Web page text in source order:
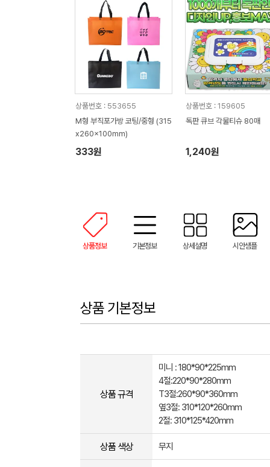
상품번호 : 553655
M형 부직포가방 코팅/중형 (315
x260x100mm)
333원
상품번호 : 159605
독판 큐브 각물티슈 80매
1,240원
상품정보 기본정보 상세설명 시안샘플
상품 기본정보
상품 규격
미니 : 180*90*225mm
4절:220*90*280mm
T3절:260*90*360mm
옆3절: 310*120*260mm
2절: 310*125*420mm
상품 색상 무지